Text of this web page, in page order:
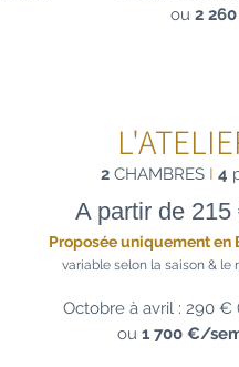
ou 2 260
A partir de 215
Proposée uniquement en
variable selon la saison & le
Octobre à avril : 290 €
ou 1 700 €/
2CHAMBRES I 4